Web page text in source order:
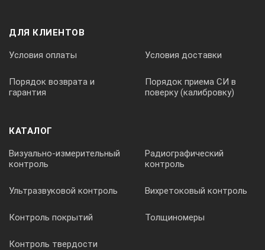
ДЛЯ КЛИЕНТОВ
Условия оплаты Условия доставки
Порядок возврата и
гарантия
Порядок приема СИ в
поверку (калибровку)
КАТАЛОГ
Визуально-измерительный
контроль
Радиографический
контроль
Ультразвуковой контроль Вихретоковый контроль
Контроль покрытий Толщиномеры
Контроль твердости